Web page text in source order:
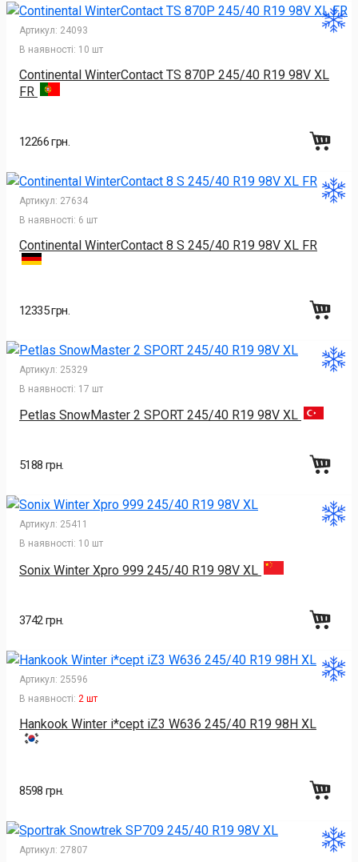
Артикул: 24093
В наявності: 10 шт
Continental WinterContact TS 870P 245/40 R19 98V XL
FR
12266 грн.
Артикул: 27634
В наявності: 6 шт
Continental WinterContact 8 S 245/40 R19 98V XL FR
12335 грн.
Артикул: 25329
В наявності: 17 шт
Petlas SnowMaster 2 SPORT 245/40 R19 98V XL
5188 грн.
Артикул: 25411
В наявності: 10 шт
Sonix Winter Xpro 999 245/40 R19 98V XL
3742 грн.
Артикул: 25596
В наявності: 2 шт
Hankook Winter i*cept iZ3 W636 245/40 R19 98H XL
8598 грн.
Артикул: 27807